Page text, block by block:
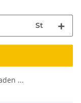
St
...